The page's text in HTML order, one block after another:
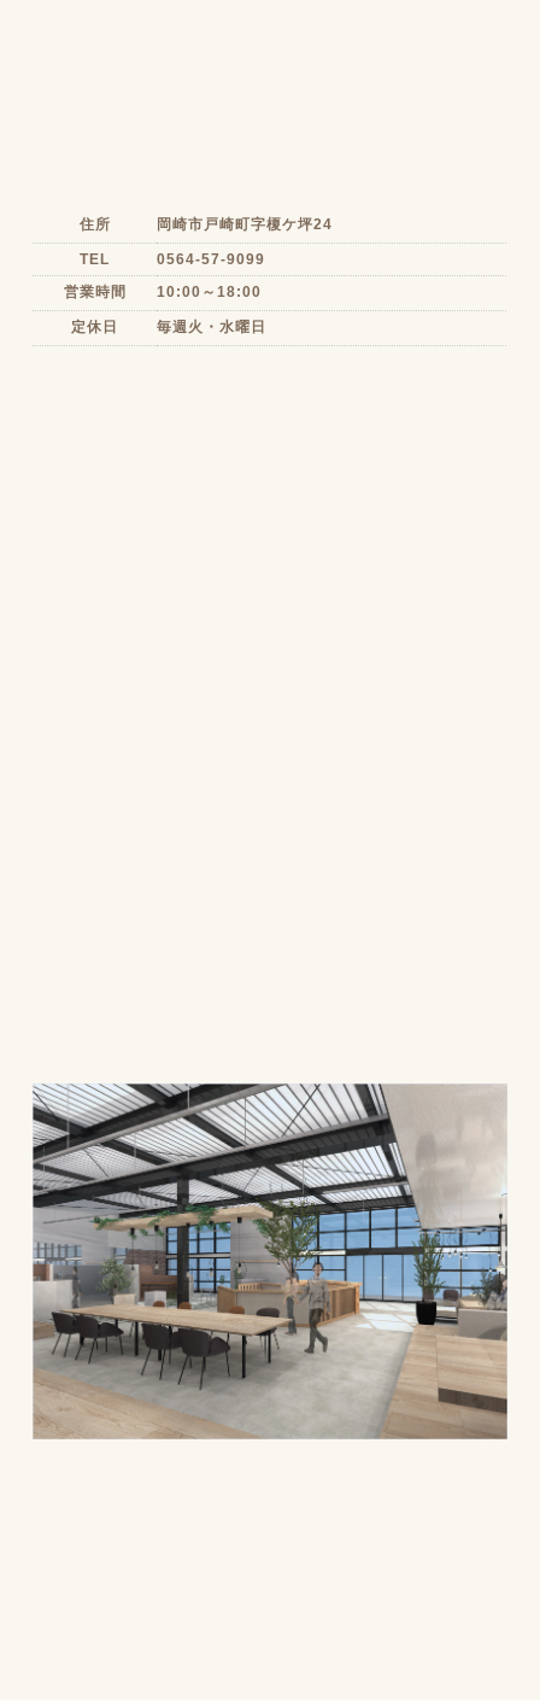
住所 岡崎市戸崎町字榎ケ坪24
TEL
0564-57-9099
営業時間
10:00～18:00
定休日 毎週火・水曜日